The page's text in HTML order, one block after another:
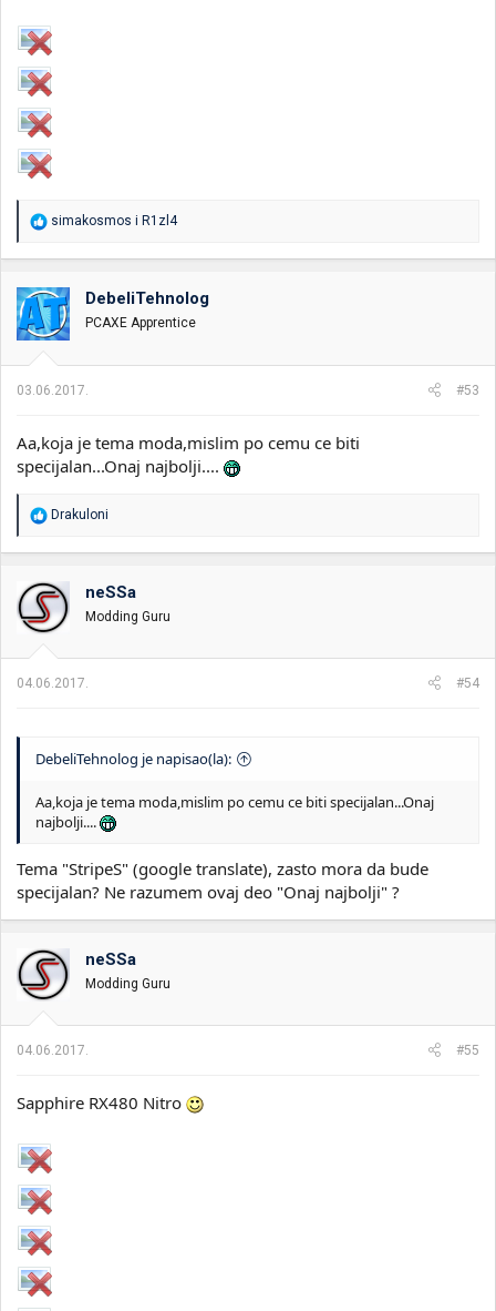
R
a
o
v
a
n
:
simakosmos i R1zl4
DebeliTehnolog
PCAXE Apprentice
03.06.2017. #53
Aa,koja je tema moda,mislim po cemu ce biti
specijalan...Onaj najbolji....
R
o
v
a
n
:
Drakuloni
neSSa
Modding Guru
04.06.2017. #54
DebeliTehnolog je napisao(la):
Aa,koja je tema moda,mislim po cemu ce biti specijalan...Onaj
najbolji....
Tema "StripeS" (google translate), zasto mora da bude
specijalan? Ne razumem ovaj deo "Onaj najbolji" ?
neSSa
Modding Guru
04.06.2017. #55
Sapphire RX480 Nitro